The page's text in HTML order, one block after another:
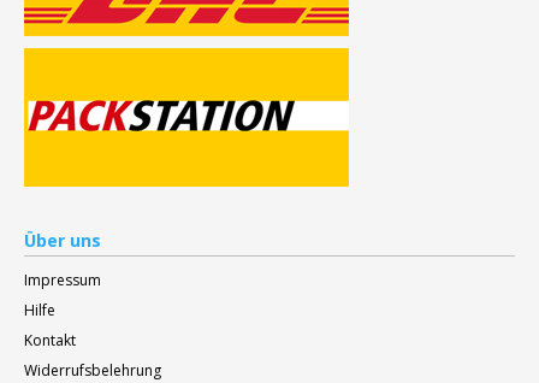
Über uns
Impressum
Hilfe
Kontakt
Widerrufsbelehrung